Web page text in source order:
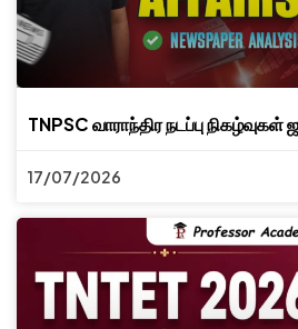
TNPSC வாராந்திர நடப்பு
17/07/2026